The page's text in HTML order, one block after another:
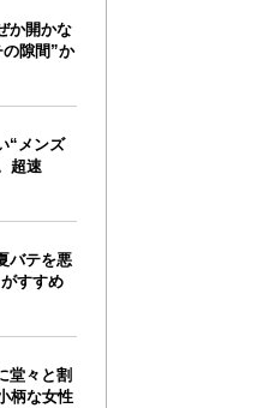
か開かな
隙間”か
“メンズ
超速
バテを悪
すすめ
堂々と割
柄な女性